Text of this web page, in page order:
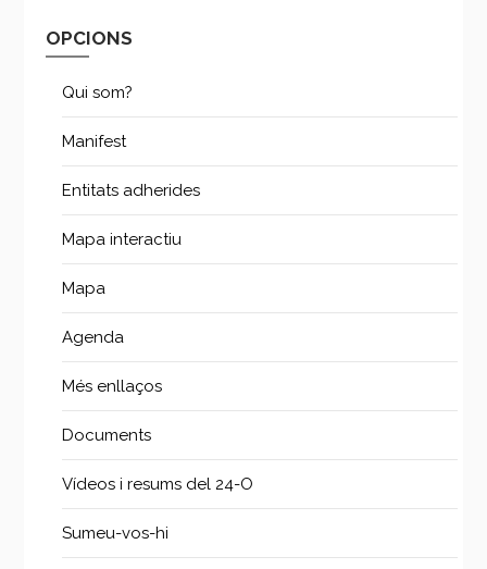
OPCIONS
Qui som?
Manifest
Entitats adherides
Mapa interactiu
Mapa
Agenda
Més enllaços
Documents
Vídeos i resums del 24-O
Sumeu-vos-hi